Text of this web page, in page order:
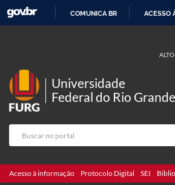
COMUNICA BR ACESSO
Universidade
Federal do Rio Grande
Acesso à informação Protocolo Digital SEI